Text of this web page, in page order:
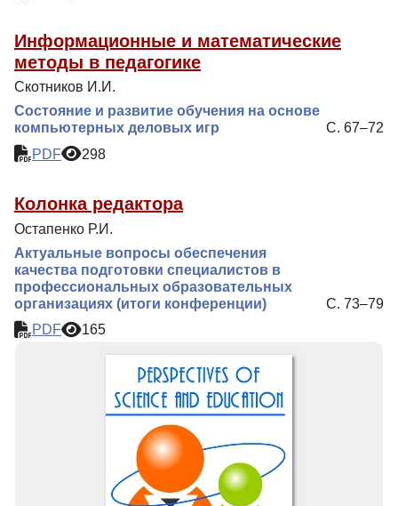
Информационные и математические
методы в педагогике
Скотников И.И.
Состояние и развитие обучения на основе
компьютерных деловых игр
С. 67–72
PDF
298
Колонка редактора
Остапенко Р.И.
Актуальные вопросы обеспечения
качества подготовки специалистов в
профессиональных образовательных
организациях (итоги конференции)
С. 73–79
PDF
165